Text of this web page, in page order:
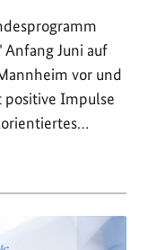
Juni auf
vor und
positive Impulse